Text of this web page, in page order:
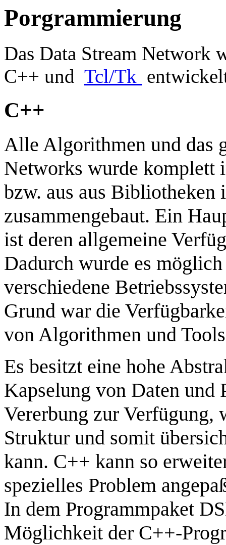
Porgrammierung
Das Data Stream Network
C++ und Tcl/Tk
C++
Alle Algorithmen und das
Networks wurde komplett
bzw. aus aus Bibliotheken
zusammengebaut. Ein
ist deren allgemeine
Dadurch wurde es
verschiedene
Grund war die
von Algorithmen und
Es besitzt eine hohe
Kapselung von Daten und
Vererbung zur Verfügung,
Struktur und somit
kann. C++ kann so
spezielles Problem
In dem Programmpaket
Möglichkeit der C++-